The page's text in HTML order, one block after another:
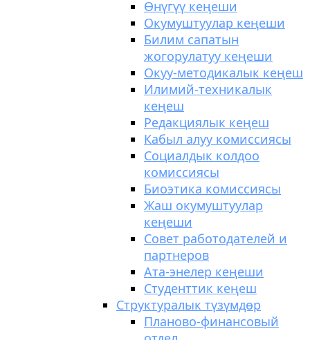
Өнүгүү кеңеши
Окумуштуулар кеңеши
Билим сапатын
жогорулатуу кеңеши
Окуу-методикалык кеңеш
Илимий-техникалык
кеңеш
Редакциялык кеңеш
Кабыл алуу комиссиясы
Социалдык колдоо
комиссиясы
Биоэтика комиссиясы
Жаш окумуштуулар
кеңеши
Совет работодателей и
партнеров
Ата-энелер кеңеши
Студенттик кеңеш
Структуралык түзүмдөр
Планово-финансовый